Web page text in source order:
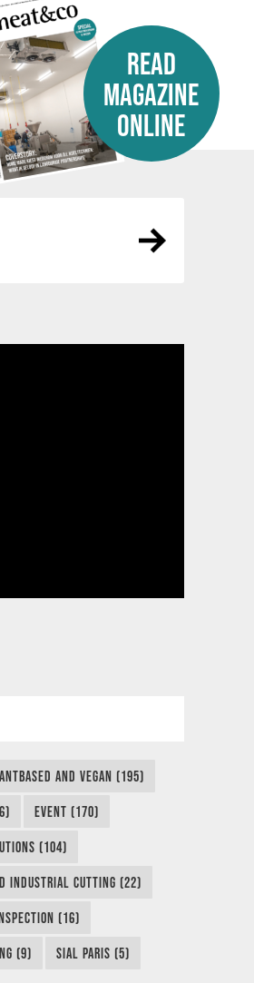
READ
MAGAZINE
ONLINE
AND VEGAN (195)
EVENT (170)
(104)
INDUSTRIAL CUTTING (22)
(16)
(9) SIAL PARIS (5)